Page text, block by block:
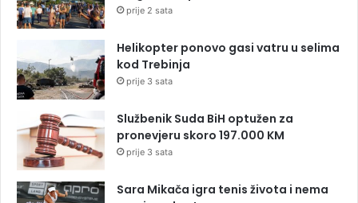
prije 2 sata
Helikopter ponovo gasi vatru u selima
kod Trebinja
prije 3 sata
Službenik Suda BiH optužen za
pronevjeru skoro 197.000 KM
prije 3 sata
Sara Mikača igra tenis života i nema